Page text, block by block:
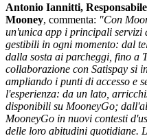
Antonio Iannitti,
Mooney, commenta: "Con
un'unica app i principali servizi
gestibili in ogni momento: dal
dalla sosta ai parcheggi, fino a
collaborazione con Satispay si
ampliando i punti di accesso e
l'esperienza: da un lato,
disponibili su MooneyGo;
MooneyGo in nuovi contesti
delle loro abitudini quotidiane.